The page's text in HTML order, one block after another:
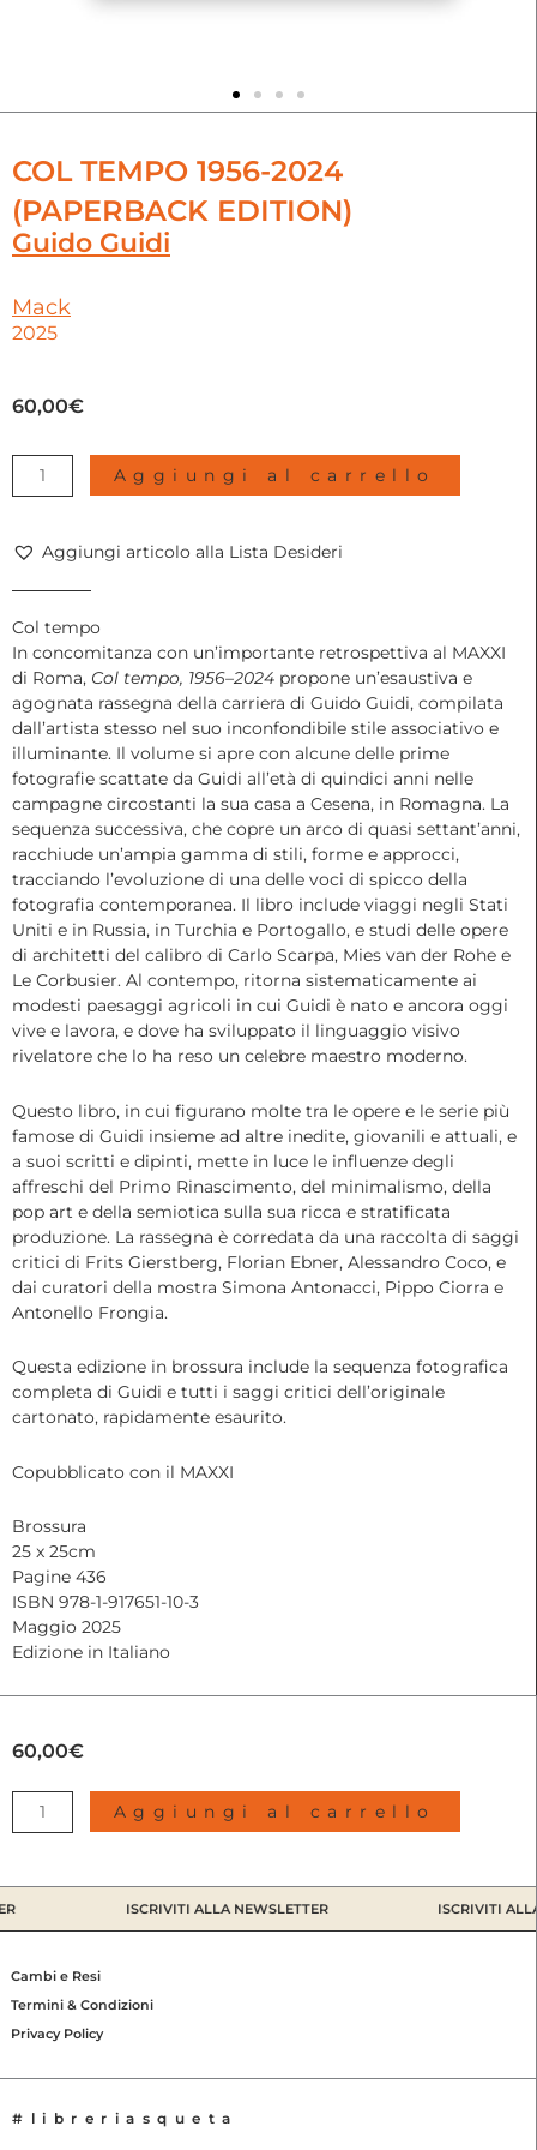
COL TEMPO 1956-2024
(PAPERBACK EDITION)
Guido Guidi
Mack
2025
60,00€
tempo
2024
(paperback
edition)
Guido
Guidi,
quantità
Aggiungi al carrello
Aggiungi articolo alla Lista Desideri
Col tempo
In concomitanza con un’importante retrospettiva al MAXXI
di Roma, Col tempo, 1956–2024 propone un’esaustiva e
agognata rassegna della carriera di Guido Guidi, compilata
dall’artista stesso nel suo inconfondibile stile associativo e
illuminante. Il volume si apre con alcune delle prime
fotografie scattate da Guidi all’età di quindici anni nelle
campagne circostanti la sua casa a Cesena, in Romagna. La
sequenza successiva, che copre un arco di quasi settant’anni,
racchiude un’ampia gamma di stili, forme e approcci,
tracciando l’evoluzione di una delle voci di spicco della
fotografia contemporanea. Il libro include viaggi negli Stati
Uniti e in Russia, in Turchia e Portogallo, e studi delle opere
di architetti del calibro di Carlo Scarpa, Mies van der Rohe e
Le Corbusier. Al contempo, ritorna sistematicamente ai
modesti paesaggi agricoli in cui Guidi è nato e ancora oggi
vive e lavora, e dove ha sviluppato il linguaggio visivo
rivelatore che lo ha reso un celebre maestro moderno.
Questo libro, in cui figurano molte tra le opere e le serie più
famose di Guidi insieme ad altre inedite, giovanili e attuali, e
a suoi scritti e dipinti, mette in luce le influenze degli
affreschi del Primo Rinascimento, del minimalismo, della
pop art e della semiotica sulla sua ricca e stratificata
produzione. La rassegna è corredata da una raccolta di saggi
critici di Frits Gierstberg, Florian Ebner, Alessandro Coco, e
dai curatori della mostra Simona Antonacci, Pippo Ciorra e
Antonello Frongia.
Questa edizione in brossura include la sequenza fotografica
completa di Guidi e tutti i saggi critici dell’originale
cartonato, rapidamente esaurito.
Copubblicato con il MAXXI
Brossura
25 x 25cm
Pagine 436
ISBN 978-1-917651-10-3
Maggio 2025
Edizione in Italiano
60,00€
tempo
(paperback
edition)
Guido
Guidi,
2025
Aggiungi al carrello
ISCRIVITI ALLA NEWSLETTER ISCRIVITI ALLA
Cambi e Resi
Termini & Condizioni
Privacy Policy
#libreriasqueta